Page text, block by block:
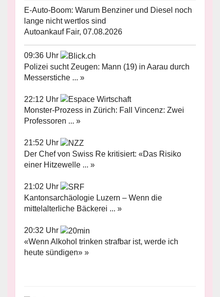
E-Auto-Boom: Warum Benziner und Diesel noch
lange nicht wertlos sind
Autoankauf Fair, 07.08.2026
09:36 Uhr
Polizei sucht Zeugen: Mann (19) in Aarau durch
Messerstiche ... »
22:12 Uhr
Monster-Prozess in Zürich: Fall Vincenz: Zwei
Professoren ... »
21:52 Uhr
Der Chef von Swiss Re kritisiert: «Das Risiko
einer Hitzewelle ... »
21:02 Uhr
Kantonsarchäologie Luzern – Wenn die
mittelalterliche Bäckerei ... »
20:32 Uhr
«Wenn Alkohol trinken strafbar ist, werde ich
heute sündigen» »